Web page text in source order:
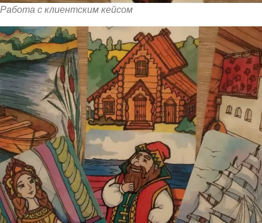
Работа с клиентским кейсом